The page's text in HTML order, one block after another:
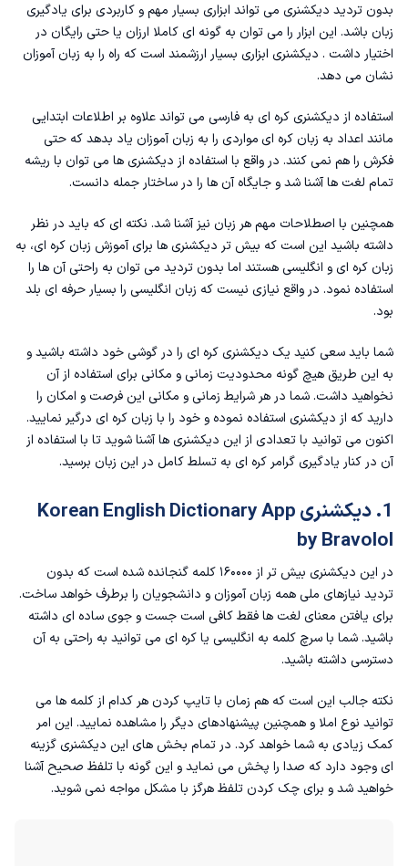
8. دیکشنری کره ای در سفر
9. دیکشنری آنلاین کره ای به فارسی
10. کتاب دیکشنری کره ای به فارسی
11. دیکشنری تصویری کره ای به فارسی
بدون تردید دیکشنری می تواند ابزاری بسیار مهم و کاربردی برای یادگیری
زبان باشد. این ابزار را می توان به گونه ای کاملا ارزان یا حتی رایگان در
اختیار داشت . دیکشنری ابزاری بسیار ارزشمند است که راه را به زبان آموزان
نشان می دهد.
استفاده از دیکشنری کره ای به فارسی می تواند علاوه بر اطلاعات ابتدایی
مانند اعداد به زبان کره ایمواردی را به زبان آموزان یاد بدهد که حتی
فکرش را هم نمی کنند. در واقع با استفاده از دیکشنری ها می توان با ریشه
تمام لغت ها آشنا شد و جایگاه آن ها را در ساختار جمله دانست.
همچنین با اصطلاحات مهم هر زبان نیز آشنا شد. نکته ای که باید در نظر
داشته باشید این است که بیش تر دیکشنری ها برایآموزش زبان کره ای، به
زبان کره ای و انگلیسی هستند اما بدون تردید می توان به راحتی آن ها را
استفاده نمود. در واقع نیازی نیست که زبان انگلیسی را بسیار حرفه ای بلد
بود.
شما باید سعی کنید یک دیکشنری کره ای را در گوشی خود داشته باشید و
به این طریق هیچ گونه محدودیت زمانی و مکانی برای استفاده از آن
نخواهید داشت. شما در هر شرایط زمانی و مکانی این فرصت و امکان را
دارید که از دیکشنری استفاده نموده و خود را با زبان کره ای درگیر نمایید.
اکنون می توانید با تعدادی از این دیکشنری ها آشنا شوید تا با استفاده از
آن در کنار یادگیریگرامر کره ای به تسلط کامل در این زبان برسید.
1. دیکشنری Korean English Dictionary App
by Bravolol
در این دیکشنری بیش تر از ۱۶۰۰۰۰ کلمه گنجانده شده است که بدون
تردید نیازهای ملی همه زبان آموزان و دانشجویان را برطرف خواهد ساخت.
برای یافتن معنای لغت ها فقط کافی است جست و جوی ساده ای داشته
باشید. شما با سرچ کلمه به انگلیسی یا کره ای می توانید به راحتی به آن
دسترسی داشته باشید.
نکته جالب این است که هم زمان با تایپ کردن هر کدام از کلمه ها می
توانید نوع املا و همچنین پیشنهادهای دیگر را مشاهده نمایید. این امر
کمک‌ زیادی به شما خواهد کرد. در تمام بخش های این دیکشنری گزینه
ای وجود دارد که صدا را پخش می نماید و این گونه با تلفظ صحیح آشنا
خواهید شد و برای چک کردن تلفظ هرگز با مشکل مواجه نمی شوید.